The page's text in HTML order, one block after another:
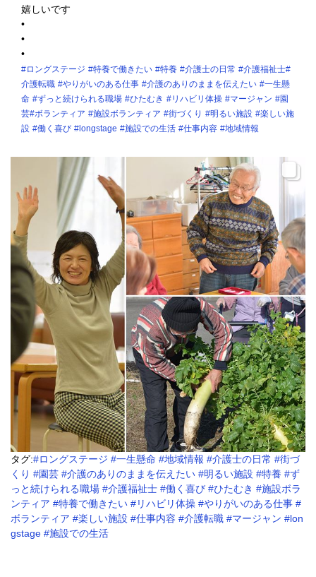
嬉しいです
•
•
•
#ロングステージ #特養で働きたい #特養 #介護士の日常 #介護福祉士#
介護転職 #やりがいのある仕事 #介護のありのままを伝えたい #一生懸
命 #ずっと続けられる職場 #ひたむき #リハビリ体操 #マージャン #園
芸#ボランティア #施設ボランティア #街づくり #明るい施設 #楽しい施
設 #働く喜び #longstage #施設での生活 #仕事内容 #地域情報
タグ:#ロングステージ #一生懸命 #地域情報 #介護士の日常 #街づ
くり #園芸 #介護のありのままを伝えたい #明るい施設 #特養 #ず
っと続けられる職場 #介護福祉士 #働く喜び #ひたむき #施設ボラ
ンティア #特養で働きたい #リハビリ体操 #やりがいのある仕事 #
ボランティア #楽しい施設 #仕事内容 #介護転職 #マージャン #lon
gstage #施設での生活